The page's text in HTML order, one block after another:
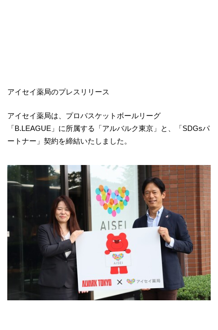
アイセイ薬局のプレスリリース
アイセイ薬局は、プロバスケットボールリーグ
「B.LEAGUE」に所属する「アルバルク東京」と、「SDGsパ
ートナー」契約を締結いたしました。